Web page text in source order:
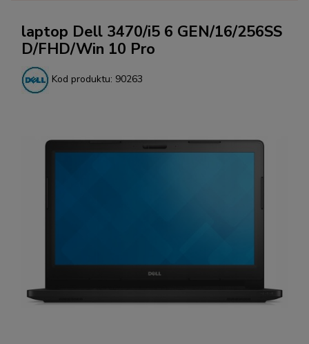
laptop Dell 3470/i5 6 GEN/16/256SS
D/FHD/Win 10 Pro
Kod produktu: 90263